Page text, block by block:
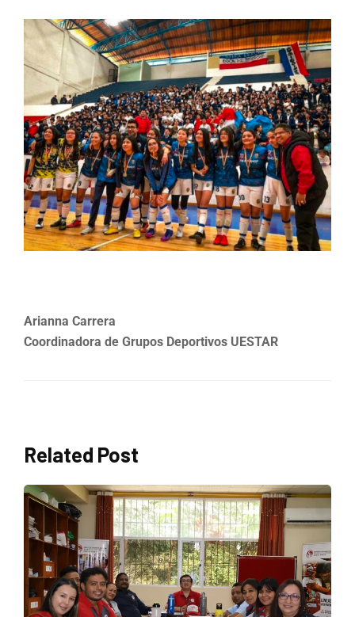
Arianna Carrera
Coordinadora de Grupos Deportivos UESTAR
Related Post